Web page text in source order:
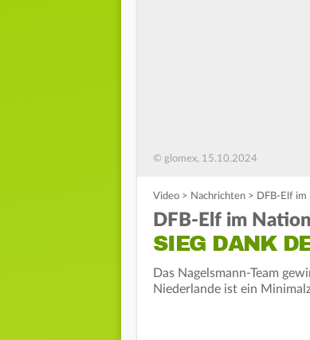
© glomex, 15.10.2024
Video > Nachrichten > DFB-Elf im
DFB-Elf im
SIEG DANK
Das Nagelsmann-Team
Niederlande ist ein